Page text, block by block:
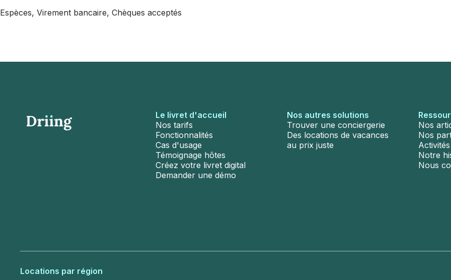
Espèces, Virement bancaire, Chèques acceptés
Le livret d'accueil
Nos tarifs
Fonctionnalités
Cas d'usage
Témoignage hôtes
Créez votre livret digital
Demander une démo
Nos autres solutions
Trouver une conciergerie
Des locations de vacances
au prix juste
Nos
Nos
Notre
Nous
Locations par région